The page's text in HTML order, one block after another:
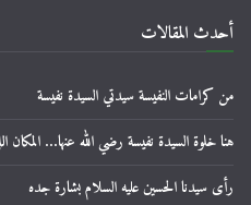
أحدث المقالات
من كرامات النفيسة سيدتي السيدة نفيسة
هنا خلوة السيدة نفيسة رضي الله عنها… المكان
رأى سيدنا الحسين عليه السلام بشارة جده